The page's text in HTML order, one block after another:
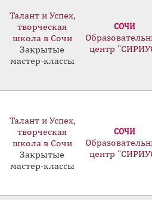
Талант и Успех,
творческая
школа в Сочи
Закрытые
мастер-классы
СОЧИ
центр
Талант и Успех,
творческая
школа в Сочи
Закрытые
мастер-классы
СОЧИ
центр